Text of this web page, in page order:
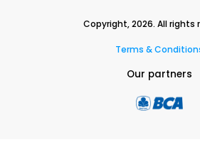
Copyright,2026. All rights
Terms &
Our partners